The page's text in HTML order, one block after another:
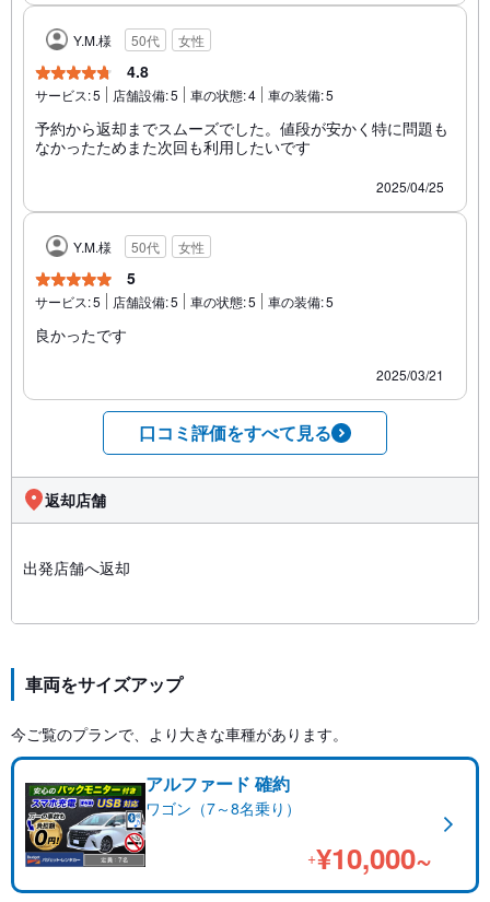
Y.M.様 50代 女性
4.8
サービス:5 店舗設備:5 車の状態:4 車の装備:5
予約から返却までスムーズでした。値段が安かく特に問題も
なかったためまた次回も利用したいです
2025/04/25
Y.M.様 50代 女性
5
サービス:5 店舗設備:5 車の状態:5 車の装備:5
良かったです
2025/03/21
口コミ評価をすべて見る
返却店舗
出発店舗へ返却
車両をサイズアップ
今ご覧のプランで、より大きな車種があります。
アルファード 確約
ワゴン（7～8名乗り）
+¥10,000~